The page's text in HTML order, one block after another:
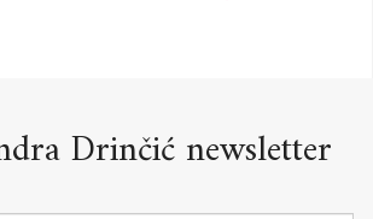
Drinčić newsletter